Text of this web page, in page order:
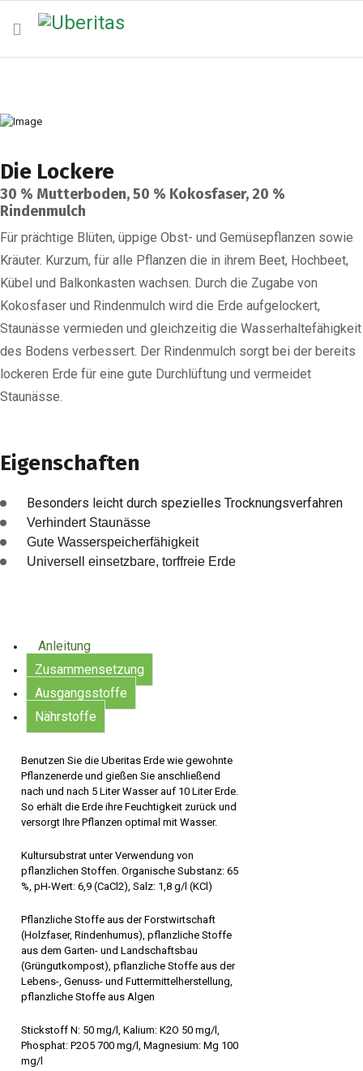
Die Lockere
30 % Mutterboden, 50 % Kokosfaser, 20 %
Rindenmulch
Für prächtige Blüten, üppige Obst- und Gemüsepflanzen sowie
Kräuter. Kurzum, für alle Pflanzen die in ihrem Beet, Hochbeet,
Kübel und Balkonkasten wachsen. Durch die Zugabe von
Kokosfaser und Rindenmulch wird die Erde aufgelockert,
Staunässe vermieden und gleichzeitig die Wasserhaltefähigkeit
des Bodens verbessert. Der Rindenmulch sorgt bei der bereits
lockeren Erde für eine gute Durchlüftung und vermeidet
Staunässe.
Eigenschaften
Besonders leicht durch spezielles Trocknungsverfahren
Verhindert Staunässe
Gute Wasserspeicherfähigkeit
Universell einsetzbare, torffreie Erde
Anleitung
Zusammensetzung
Ausgangsstoffe
Nährstoffe
Benutzen Sie die Uberitas Erde wie gewohnte
Pflanzenerde und gießen Sie anschließend
nach und nach 5 Liter Wasser auf 10 Liter Erde.
So erhält die Erde ihre Feuchtigkeit zurück und
versorgt Ihre Pflanzen optimal mit Wasser.
Kultursubstrat unter Verwendung von
pflanzlichen Stoffen. Organische Substanz: 65
%, pH-Wert: 6,9 (CaCl2), Salz: 1,8 g/l (KCl)
Pflanzliche Stoffe aus der Forstwirtschaft
(Holzfaser, Rindenhumus), pflanzliche Stoffe
aus dem Garten- und Landschaftsbau
(Grüngutkompost), pflanzliche Stoffe aus der
Lebens-, Genuss- und Futtermittelherstellung,
pflanzliche Stoffe aus Algen
Stickstoff N: 50 mg/l, Kalium: K2O 50 mg/l,
Phosphat: P2O5 700 mg/l, Magnesium: Mg 100
mg/l